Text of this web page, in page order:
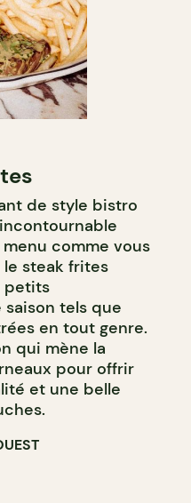
de style bistro
comme vous
le steak frites
petits
tels que
en tout genre.
qui mène la
pour offrir
et une belle